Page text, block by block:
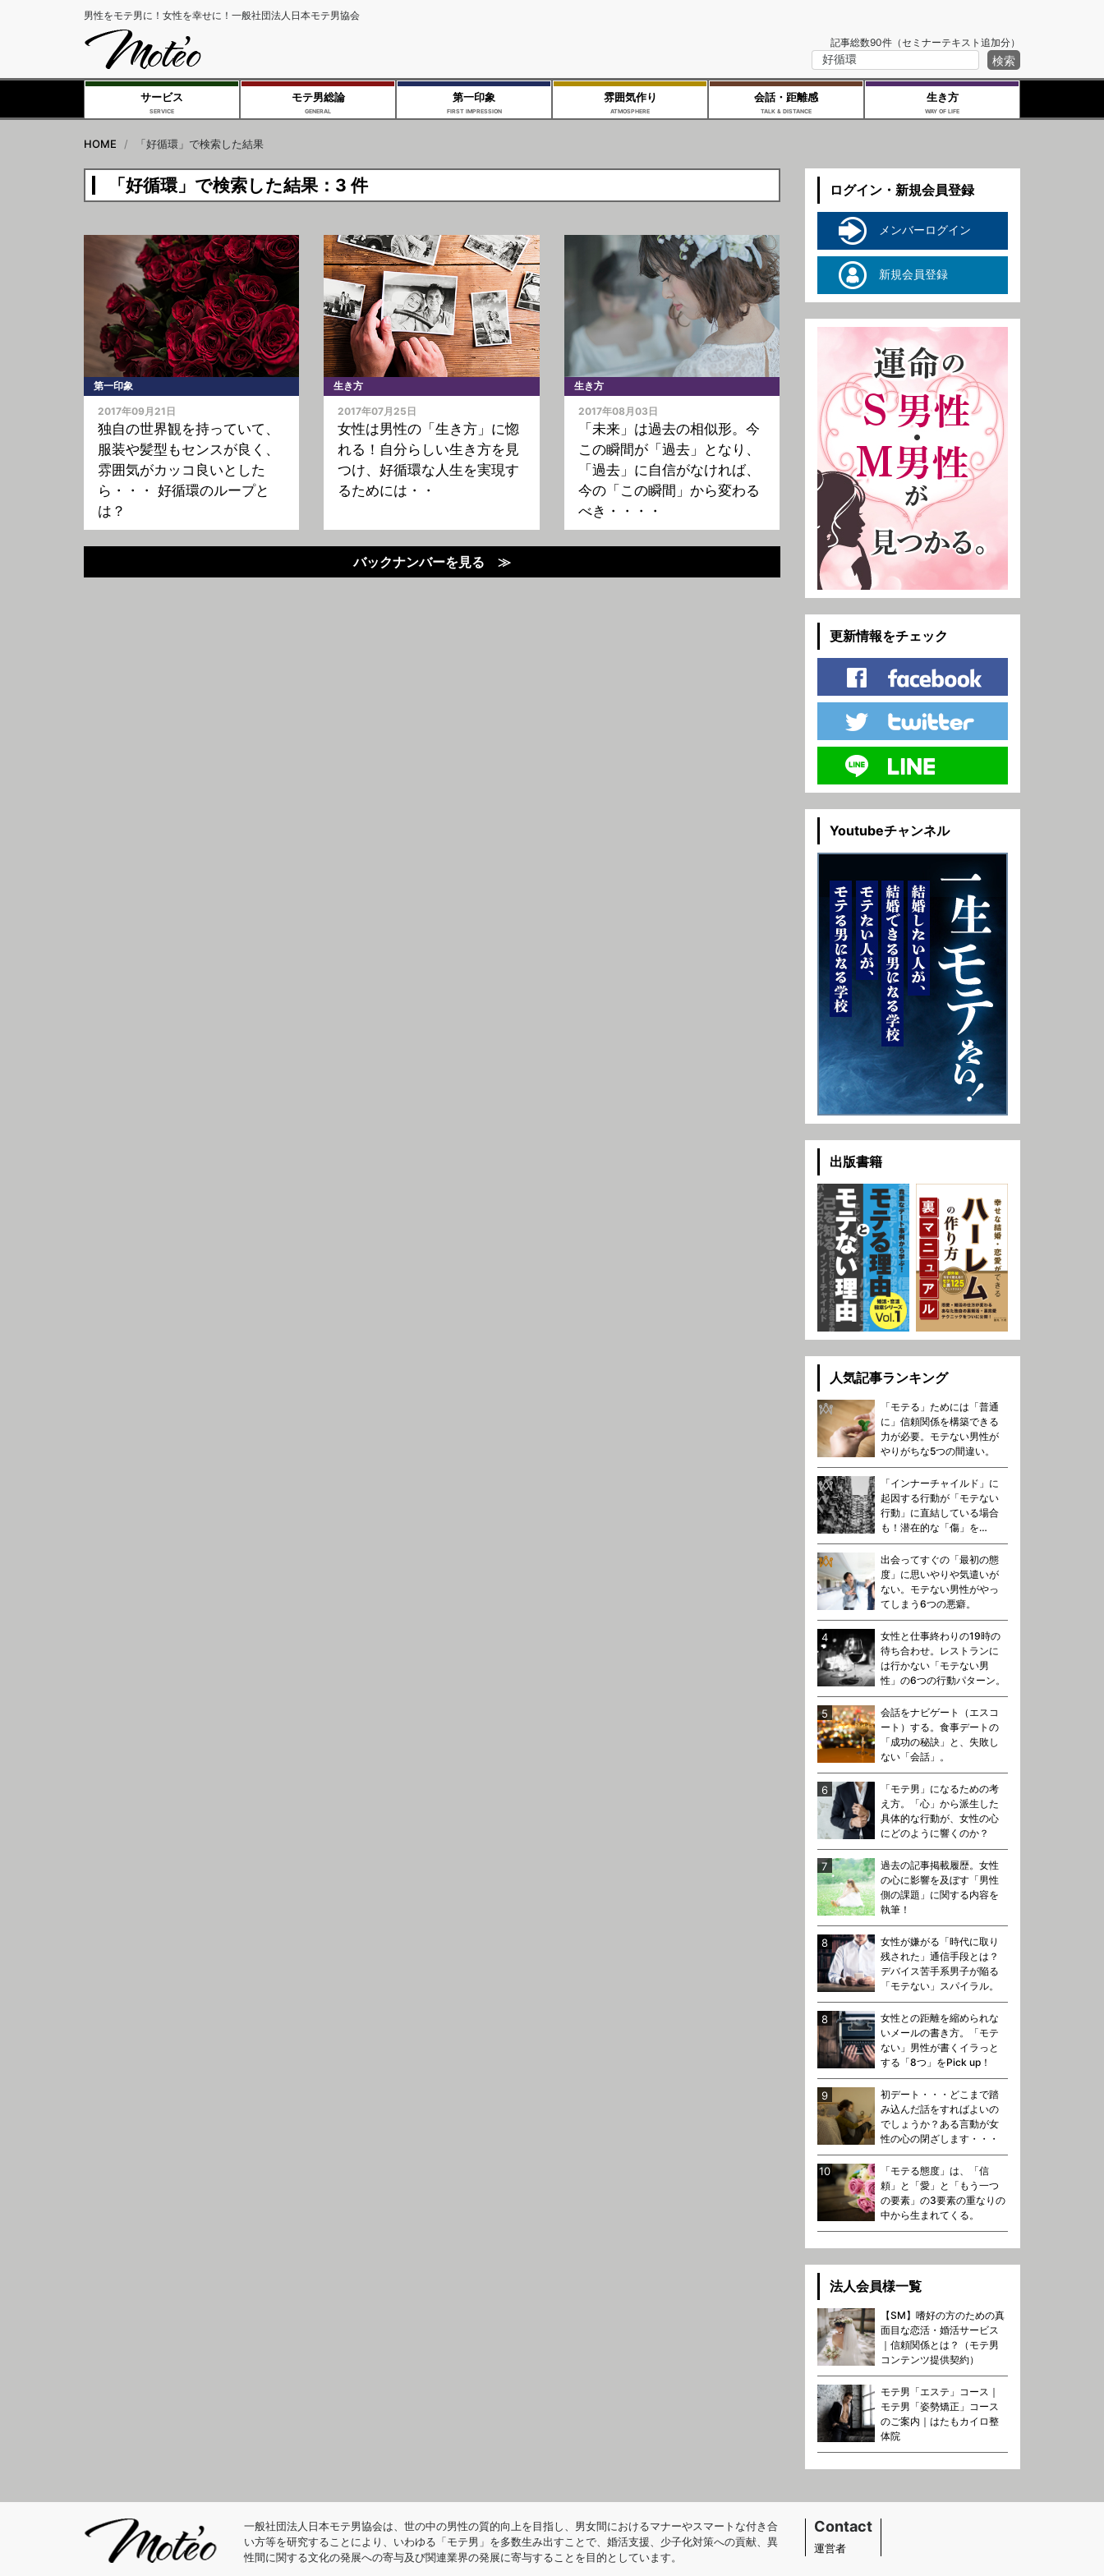
男性をモテ男に！女性を幸せに！一般社団法人日本モテ男協会
記事総数90件（セミナーテキスト追加分）
サービス
SERVICE
モテ男総論
GENERAL
第一印象
FIRST IMPRESSION
雰囲気作り
ATMOSPHERE
会話・距離感
TALK & DISTANCE
生き方
WAY OF LIFE
HOME 「好循環」で検索した結果
「好循環」で検索した結果：3 件
第一印象
2017年09月21日
独自の世界観を持っていて、
服装や髪型もセンスが良く、
雰囲気がカッコ良いとした
ら・・・ 好循環のループと
は？
生き方
2017年07月25日
女性は男性の「生き方」に惚
れる！自分らしい生き方を見
つけ、好循環な人生を実現す
るためには・・
生き方
2017年08月03日
「未来」は過去の相似形。今
この瞬間が「過去」となり、
「過去」に自信がなければ、
今の「この瞬間」から変わる
べき・・・・
バックナンバーを見る ≫
ログイン・新規会員登録
メンバーログイン
新規会員登録
更新情報をチェック
Youtubeチャンネル
出版書籍
人気記事ランキング
「モテる」ためには「普通
に」信頼関係を構築できる
力が必要。モテない男性が
やりがちな5つの間違い。
「インナーチャイルド」に
起因する行動が「モテない
行動」に直結している場合
も！潜在的な「傷」を…
出会ってすぐの「最初の態
度」に思いやりや気遣いが
ない。モテない男性がやっ
てしまう6つの悪癖。
女性と仕事終わりの19時の
待ち合わせ。レストランに
は行かない「モテない男
性」の6つの行動パターン。
会話をナビゲート（エスコ
ート）する。食事デートの
「成功の秘訣」と、失敗し
ない「会話」。
「モテ男」になるための考
え方。「心」から派生した
具体的な行動が、女性の心
にどのように響くのか？
過去の記事掲載履歴。女性
の心に影響を及ぼす「男性
側の課題」に関する内容を
執筆！
女性が嫌がる「時代に取り
残された」通信手段とは？
デバイス苦手系男子が陥る
「モテない」スパイラル。
女性との距離を縮められな
いメールの書き方。「モテ
ない」男性が書くイラっと
する「8つ」をPick up！
初デート・・・どこまで踏
み込んだ話をすればよいの
でしょうか？ある言動が女
性の心の閉ざします・・・
「モテる態度」は、「信
頼」と「愛」と「もう一つ
の要素」の3要素の重なりの
中から生まれてくる。
法人会員様一覧
【SM】嗜好の方のための真
面目な恋活・婚活サービス
｜信頼関係とは？（モテ男
コンテンツ提供契約）
モテ男「エステ」コース｜
モテ男「姿勢矯正」コース
のご案内｜はたもカイロ整
体院
一般社団法人日本モテ男協会は、世の中の男性の質的向上を目指し、男女間におけるマナーやスマートな付き合
い方等を研究することにより、いわゆる「モテ男」を多数生み出すことで、婚活支援、少子化対策への貢献、異
性間に関する文化の発展への寄与及び関連業界の発展に寄与することを目的としています。
Contact
運営者